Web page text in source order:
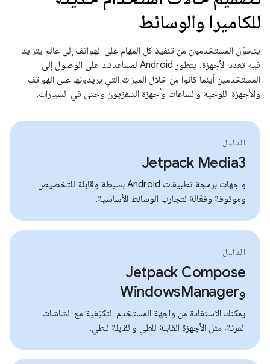
للكاميرا والوسائط
يتحوّل المستخدمون من تنفيذ كل المهام على الهواتف إلى عالم يتزايد
فيه تعدد الأجهزة. يتطور Android لمساعدتك على الوصول إلى
المستخدمين أينما كانوا من خلال الميزات التي يريدونها على الهواتف
والأجهزة اللوحية والساعات وأجهزة التلفزيون وحتى في السيارات.
الدليل
Jetpack Media3
واجهات برمجة تطبيقات Android بسيطة وقابلة للتخصيص
وموثوقة وفعّالة لتجارب الوسائط الأساسية.
الدليل
Jetpack Compose
وWindowsManager
يمكنك الاستفادة من واجهة المستخدم التكيّفية مع الشاشات
المرنة، مثل الأجهزة القابلة للطي والقابلة للطي.